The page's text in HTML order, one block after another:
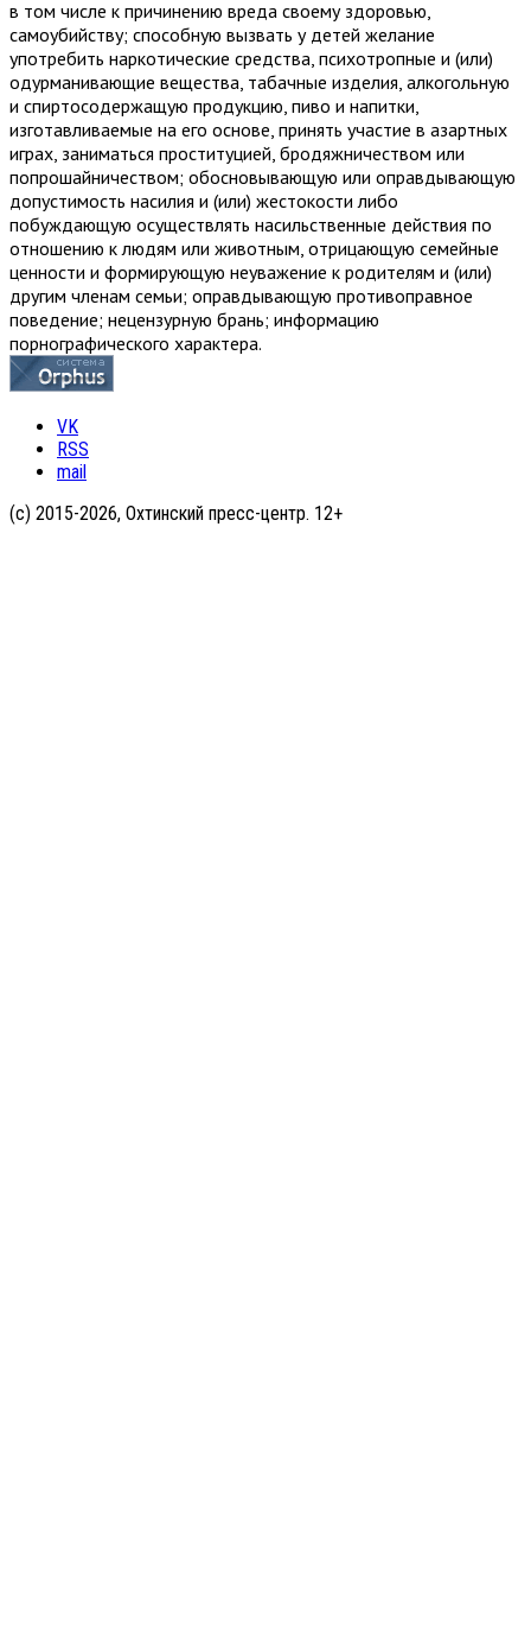
в том числе к причинению вреда своему здоровью,
самоубийству; способную вызвать у детей желание
употребить наркотические средства, психотропные и (или)
одурманивающие вещества, табачные изделия, алкогольную
и спиртосодержащую продукцию, пиво и напитки,
изготавливаемые на его основе, принять участие в азартных
играх, заниматься проституцией, бродяжничеством или
попрошайничеством; обосновывающую или оправдывающую
допустимость насилия и (или) жестокости либо
побуждающую осуществлять насильственные действия по
отношению к людям или животным, отрицающую семейные
ценности и формирующую неуважение к родителям и (или)
другим членам семьи; оправдывающую противоправное
поведение; нецензурную брань; информацию
порнографического характера.
VK
RSS
mail
(с) 2015-2026, Охтинский пресс-центр. 12+